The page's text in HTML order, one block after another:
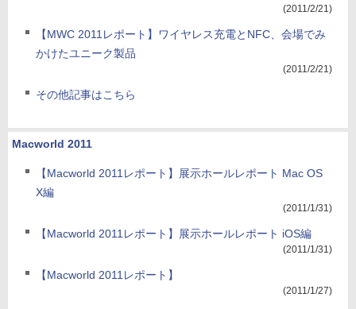
(2011/2/21)
【MWC 2011レポート】ワイヤレス充電とNFC、会場でみ
かけたユニーク製品
(2011/2/21)
その他記事はこちら
Macworld 2011
【Macworld 2011レポート】展示ホールレポート Mac OS
X編
(2011/1/31)
【Macworld 2011レポート】展示ホールレポート iOS編
(2011/1/31)
【Macworld 2011レポート】
(2011/1/27)